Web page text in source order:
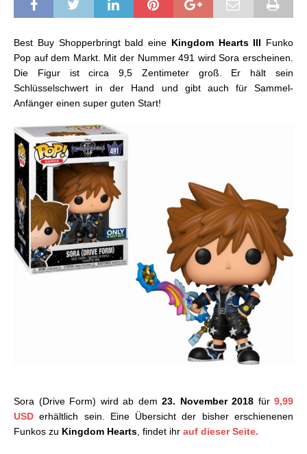
Best Buy Shopperbringt bald eine Kingdom Hearts III Funko
Pop auf dem Markt. Mit der Nummer 491 wird Sora erscheinen.
Die Figur ist circa 9,5 Zentimeter groß. Er hält sein
Schlüsselschwert in der Hand und gibt auch für Sammel-
Anfänger einen super guten Start!
Sora (Drive Form) wird ab dem 23. November 2018 für 9,99
USD erhältlich sein. Eine Übersicht der bisher erschienenen
Funkos zu Kingdom Hearts , findet ihr auf dieser Seite.